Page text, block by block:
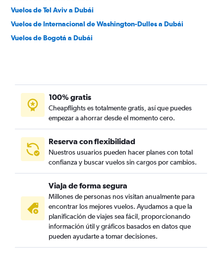
Vuelos de Tel Aviv a Dubái
Vuelos de Internacional de Washington-Dulles a Dubái
Vuelos de Bogotá a Dubái
100% gratis
Cheapflights es totalmente gratis, así que puedes
empezar a ahorrar desde el momento cero.
Reserva con flexibilidad
Nuestros usuarios pueden hacer planes con total
confianza y buscar vuelos sin cargos por cambios.
Viaja de forma segura
Millones de personas nos visitan anualmente para
encontrar los mejores vuelos. Ayudamos a que la
planificación de viajes sea fácil, proporcionando
información útil y gráficos basados en datos que
pueden ayudarte a tomar decisiones.